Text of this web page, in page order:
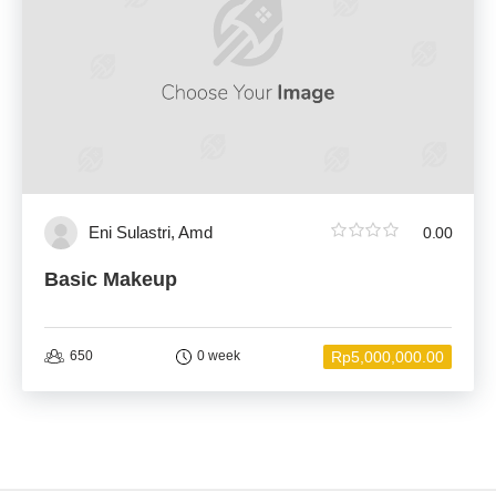
Eni Sulastri, Amd
5
0.00
Basic Makeup
650 0 week Rp5,000,000.00